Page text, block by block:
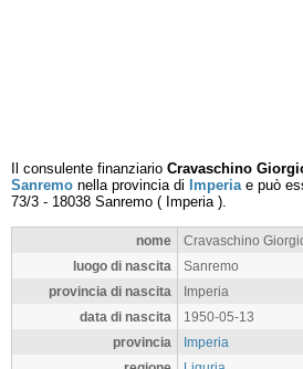
Il consulente finanziario Cravaschino
Sanremo nella provincia di Imperiae può
73/3 - 18038 Sanremo ( Imperia).
nome
Cravaschino
luogo di nascita
Sanremo
provincia di nascita
Imperia
data di nascita
1950-05-13
provincia
Imperia